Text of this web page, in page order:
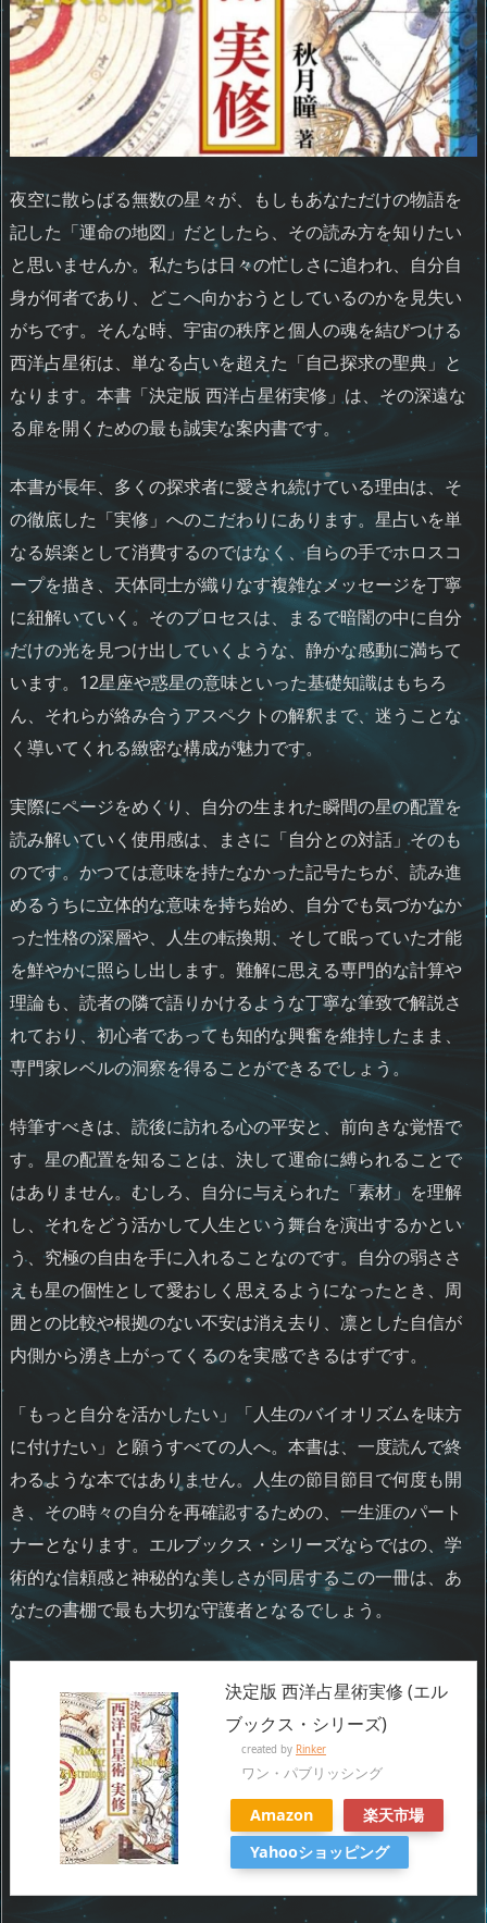
夜空に散らばる無数の星々が、もしもあなただけの物語を
記した「運命の地図」だとしたら、その読み方を知りたい
と思いませんか。私たちは日々の忙しさに追われ、自分自
身が何者であり、どこへ向かおうとしているのかを見失い
がちです。そんな時、宇宙の秩序と個人の魂を結びつける
西洋占星術は、単なる占いを超えた「自己探求の聖典」と
なります。本書「決定版 西洋占星術実修」は、その深遠な
る扉を開くための最も誠実な案内書です。
本書が長年、多くの探求者に愛され続けている理由は、そ
の徹底した「実修」へのこだわりにあります。星占いを単
なる娯楽として消費するのではなく、自らの手でホロスコ
ープを描き、天体同士が織りなす複雑なメッセージを丁寧
に紐解いていく。そのプロセスは、まるで暗闇の中に自分
だけの光を見つけ出していくような、静かな感動に満ちて
います。12星座や惑星の意味といった基礎知識はもちろ
ん、それらが絡み合うアスペクトの解釈まで、迷うことな
く導いてくれる緻密な構成が魅力です。
実際にページをめくり、自分の生まれた瞬間の星の配置を
読み解いていく使用感は、まさに「自分との対話」そのも
のです。かつては意味を持たなかった記号たちが、読み進
めるうちに立体的な意味を持ち始め、自分でも気づかなか
った性格の深層や、人生の転換期、そして眠っていた才能
を鮮やかに照らし出します。難解に思える専門的な計算や
理論も、読者の隣で語りかけるような丁寧な筆致で解説さ
れており、初心者であっても知的な興奮を維持したまま、
専門家レベルの洞察を得ることができるでしょう。
特筆すべきは、読後に訪れる心の平安と、前向きな覚悟で
す。星の配置を知ることは、決して運命に縛られることで
はありません。むしろ、自分に与えられた「素材」を理解
し、それをどう活かして人生という舞台を演出するかとい
う、究極の自由を手に入れることなのです。自分の弱ささ
えも星の個性として愛おしく思えるようになったとき、周
囲との比較や根拠のない不安は消え去り、凛とした自信が
内側から湧き上がってくるのを実感できるはずです。
「もっと自分を活かしたい」「人生のバイオリズムを味方
に付けたい」と願うすべての人へ。本書は、一度読んで終
わるような本ではありません。人生の節目節目で何度も開
き、その時々の自分を再確認するための、一生涯のパート
ナーとなります。エルブックス・シリーズならではの、学
術的な信頼感と神秘的な美しさが同居するこの一冊は、あ
なたの書棚で最も大切な守護者となるでしょう。
決定版 西洋占星術実修 (エル
ブックス・シリーズ)
created by Rinker
ワン・パブリッシング
Amazon
楽天市場
Yahooショッピング